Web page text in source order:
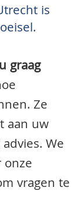
is
graag
Ze
aan uw
We
vragen te